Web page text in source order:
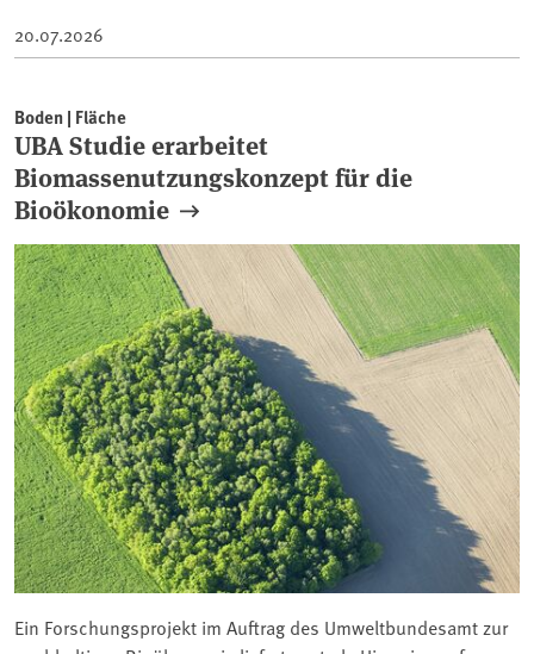
20.07.2026
Boden | Fläche
UBA Studie erarbeitet
Biomassenutzungskonzept für die
Bioökonomie
Ein Forschungsprojekt im Auftrag des Umweltbundesamt zur